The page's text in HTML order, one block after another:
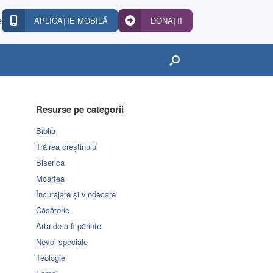
APLICAȚIE MOBILĂ DONAȚII
Resurse pe categorii
Biblia
Trăirea creștinului
Biserica
Moartea
Încurajare și vindecare
Căsătorie
Arta de a fi părinte
Nevoi speciale
Teologie